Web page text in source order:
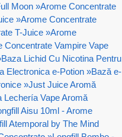
Moon »Arome Concentrate
»Arome Concentrate
T-Juice »Arome
Concentrate Vampire Vape
Baza Lichid Cu Nicotina Pentru
Electronica e-Potion »Bază e-
»Just Juice Aromă
Lechería Vape Aromă
Aisu 10ml - Arome
Atemporal by The Mind